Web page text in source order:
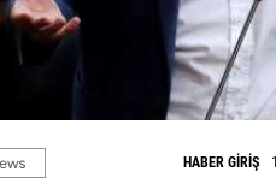
HABER GİRİŞ